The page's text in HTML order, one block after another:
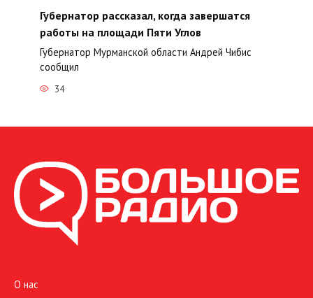
Губернатор рассказал, когда завершатся
работы на площади Пяти Углов
Губернатор Мурманской области Андрей Чибис
сообщил
34
О нас